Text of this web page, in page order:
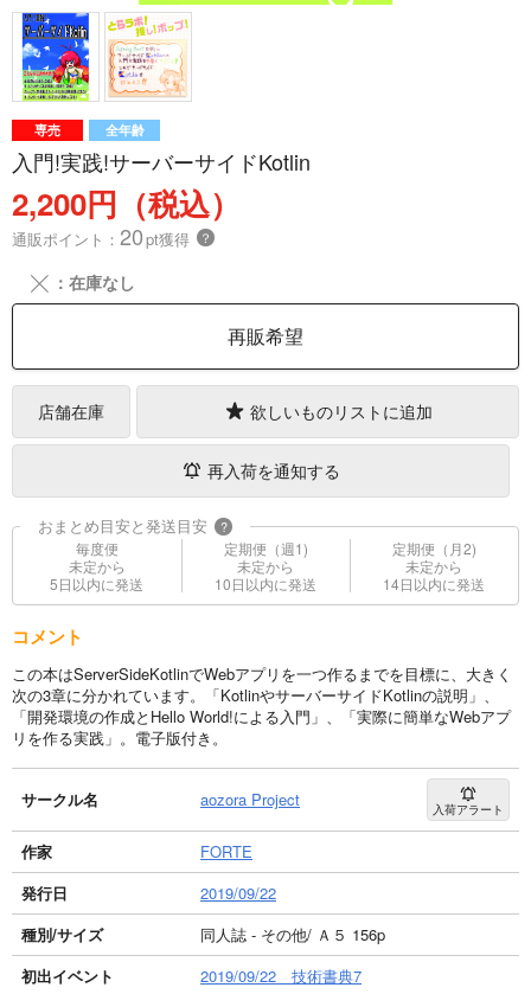
専売 全年齢
入門!実践!サーバーサイドKotlin
2,200円（税込）
通販ポイント： 20pt獲得 ？
╳ ：在庫なし
再販希望
店舗在庫 欲しいものリストに追加
再入荷を通知する
おまとめ目安と発送目安 ?
毎度便
未定から
5日以内に発送
定期便（週1)
未定から
10日以内に発送
定期便（月2)
未定から
14日以内に発送
コメント
この本はServerSideKotlinでWebアプリを一つ作るまでを目標に、大きく
次の3章に分かれています。「KotlinやサーバーサイドKotlinの説明」、
「開発環境の作成とHello World!による入門」、「実際に簡単なWebアプ
リを作る実践」。電子版付き。
サークル名 aozora Project 入荷アラート
作家
FORTE
発行日
2019/09/22
種別/サイズ
同人誌 - その他/ Ａ５ 156p
初出イベント
2019/09/22 技術書典7